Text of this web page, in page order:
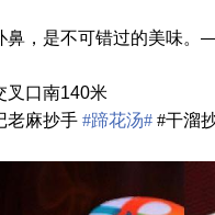
鼻，是不可错过的美味
叉口南140米
老麻抄手 #蹄花汤##干溜